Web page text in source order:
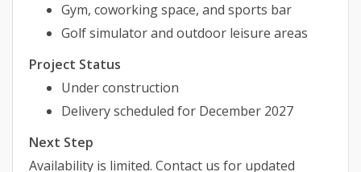
Gym, coworking space, and sports bar
Golf simulator and outdoor leisure areas
Project Status
Under construction
Delivery scheduled for December 2027
Next Step
Availability is limited. Contact us for updated